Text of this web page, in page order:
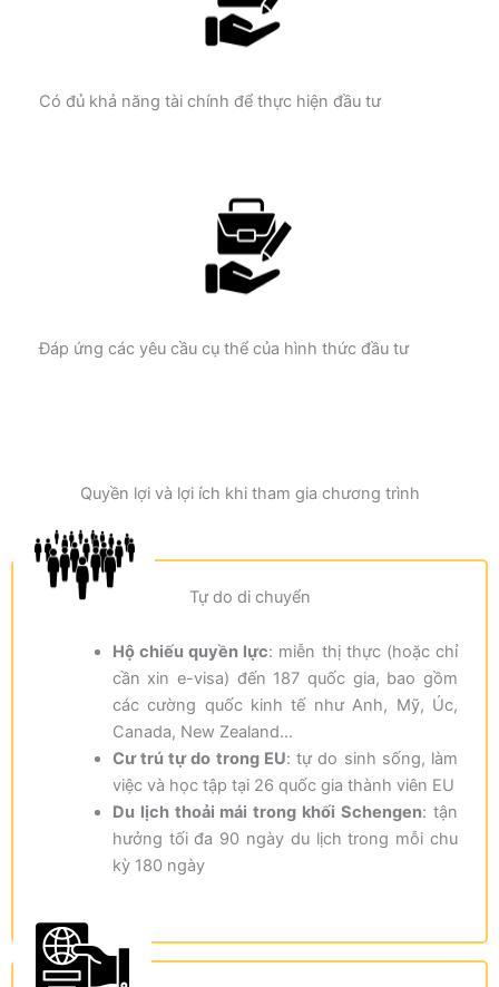
Có đủ khả năng tài chính để thực hiện đầu tư
Đáp ứng các yêu cầu cụ thể của hình thức đầu tư
Quyền lợi và lợi ích khi tham gia chương trình
Tự do di chuyển
Hộ chiếu quyền lực: miễn thị thực (hoặc chỉ
cần xin e-visa) đến 187 quốc gia, bao gồm
các cường quốc kinh tế như Anh, Mỹ, Úc,
Canada, New Zealand…
Cư trú tự do trong EU: tự do sinh sống, làm
việc và học tập tại 26 quốc gia thành viên EU
Du lịch thoải mái trong khối Schengen: tận
hưởng tối đa 90 ngày du lịch trong mỗi chu
kỳ 180 ngày